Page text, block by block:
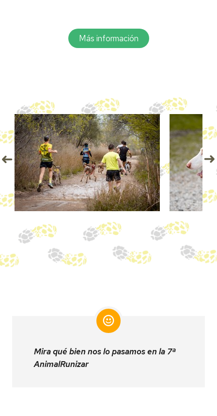
Más información
Mira qué bien nos lo pasamos en la 7ª
AnimalRunizar